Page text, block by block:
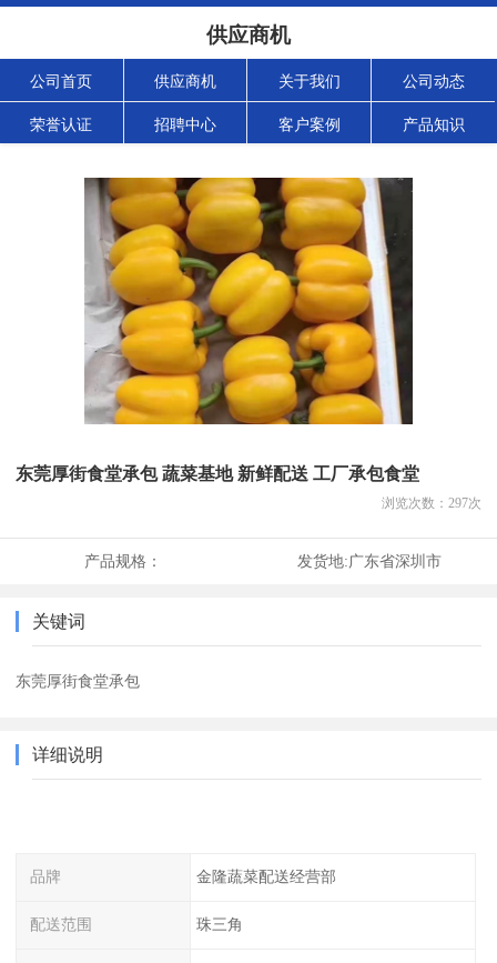
供应商机
公司首页 供应商机 关于我们 公司动态
荣誉认证 招聘中心 客户案例 产品知识
东莞厚街食堂承包 蔬菜基地 新鲜配送 工厂承包食堂
浏览次数： 297次
产品规格： 发货地:广东省深圳市
关键词
东莞厚街食堂承包
详细说明
品牌 金隆蔬菜配送经营部
配送范围 珠三角